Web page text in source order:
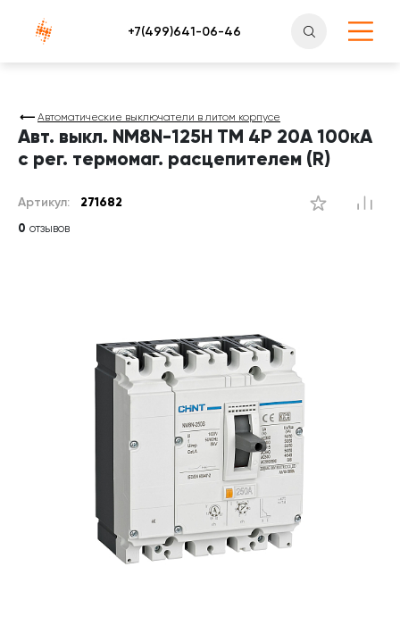
Атлантснаб
Автоматические выключатели в литом корпусе
Авт. выкл. NM8N-125H TM 4P 20А 100кА
с рег. термомаг. расцепителем (R)
Артикул: 271682